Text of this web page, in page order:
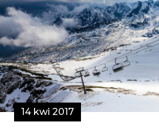
14 kwi 2017